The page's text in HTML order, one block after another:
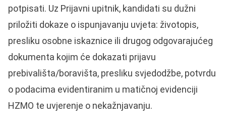
potpisati. Uz Prijavni upitnik, kandidati su dužni
priložiti dokaze o ispunjavanju uvjeta: životopis,
presliku osobne iskaznice ili drugog odgovarajućeg
dokumenta kojim će dokazati prijavu
prebivališta/boravišta, presliku svjedodžbe, potvrdu
o podacima evidentiranim u matičnoj evidenciji
HZMO te uvjerenje o nekažnjavanju.